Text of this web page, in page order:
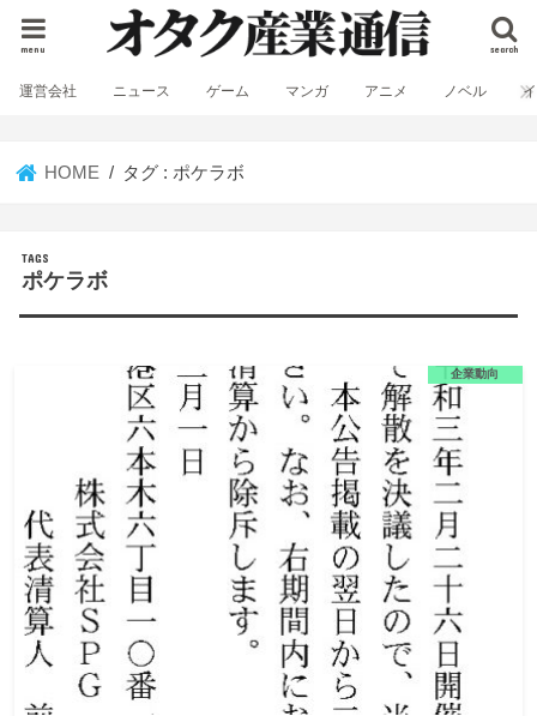
search
menu
運営会社 ニュース ゲーム マンガ アニメ ノベル
HOME タグ : ポケラボ
ポケラボ
企業動向